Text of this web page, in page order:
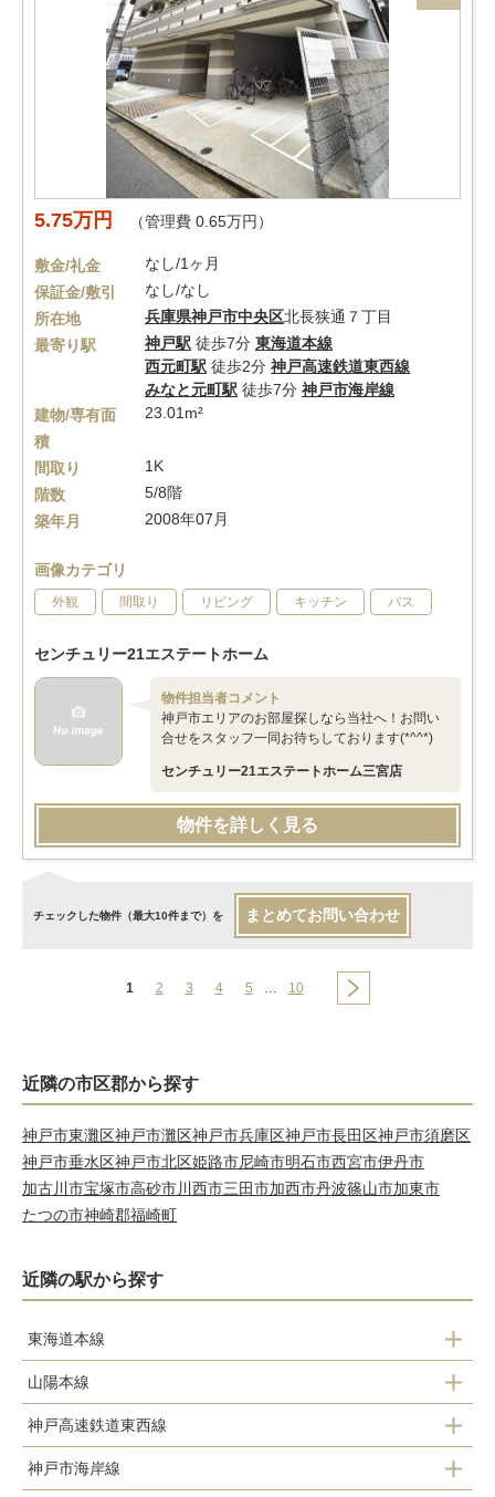
5.75万円 （管理費 0.65万円）
敷金/礼金
なし/1ヶ月
保証金/敷引
なし/なし
所在地
兵庫県神戸市中央区北長狭通７丁目
最寄り駅
神戸駅 徒歩7分 東海道本線
西元町駅 徒歩2分 神戸高速鉄道東西線
みなと元町駅 徒歩7分 神戸市海岸線
建物/専有面
積
23.01m²
間取り
1K
階数
5/8階
築年月
2008年07月
画像カテゴリ
外観 間取り リビング キッチン バス
センチュリー21エステートホーム
物件担当者コメント
神戸市エリアのお部屋探しなら当社へ！お問い
合せをスタッフ一同お待ちしております(*^^*)
センチュリー21エステートホーム三宮店
物件を詳しく見る
チェックした物件（最大10件まで）を まとめてお問い合わせ
1 2 3 4 5 … 10
近隣の市区郡から探す
神戸市東灘区神戸市灘区神戸市兵庫区神戸市長田区神戸市須磨区
神戸市垂水区神戸市北区姫路市尼崎市明石市西宮市伊丹市
加古川市宝塚市高砂市川西市三田市加西市丹波篠山市加東市
たつの市神崎郡福崎町
近隣の駅から探す
東海道本線
灘
三ノ宮
元町
山陽本線
神戸
神戸高速鉄道東西線
花隈
神戸市海岸線